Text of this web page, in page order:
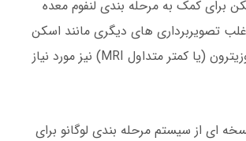
برای کمک به مرحله بندی لنفوم معده
تصویربرداری های دیگری مانند اسکن
توموگرافی گسیل پوزیترون (یا کمتر متداول MRI) نیز مورد نیاز
ای از سیستم مرحله بندی لوگانو برای